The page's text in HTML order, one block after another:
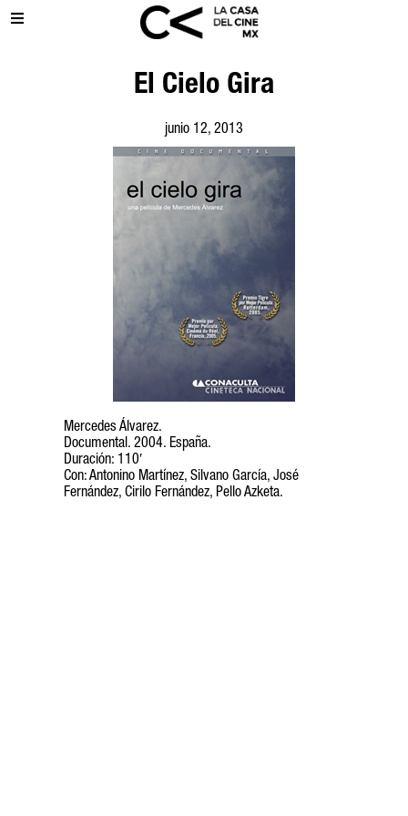
El Cielo Gira
junio 12, 2013
Mercedes Álvarez.
Documental. 2004. España.
Duración: 110′
Con: Antonino Martínez, Silvano García, José
Fernández, Cirilo Fernández, Pello Azketa.